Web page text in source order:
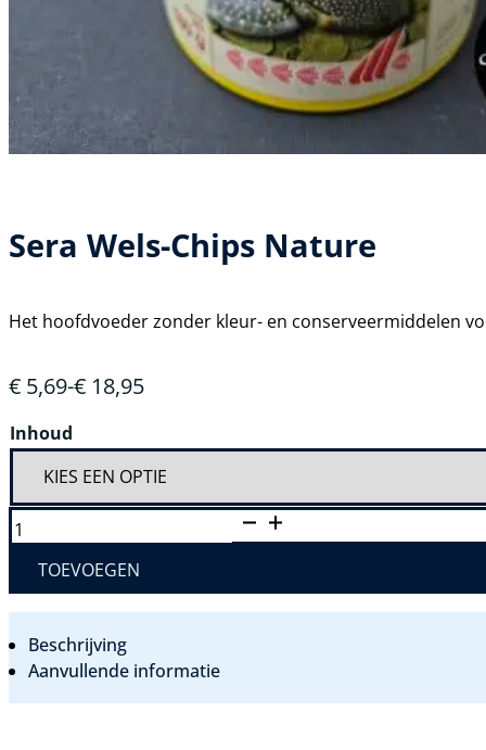
Sera Wels-Chips Nature
Het hoofdvoeder zonder kleur- en conserveermiddelen
€ 5,69-€ 18,95
Prijsklasse:
€ 5,69
Inhoud
SERA
WELS-
NATURE
TOEVOEGEN
Beschrijving
Aanvullende informatie